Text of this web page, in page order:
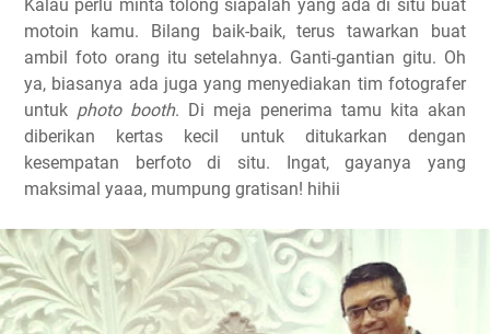
Kalau perlu minta tolong siapalah yang ada di situ buat
motoin kamu. Bilang baik-baik, terus tawarkan buat
ambil foto orang itu setelahnya. Ganti-gantian gitu. Oh
ya, biasanya ada juga yang menyediakan tim fotografer
untuk photo booth. Di meja penerima tamu kita akan
diberikan kertas kecil untuk ditukarkan dengan
kesempatan berfoto di situ. Ingat, gayanya yang
maksimal yaaa, mumpung gratisan! hihii